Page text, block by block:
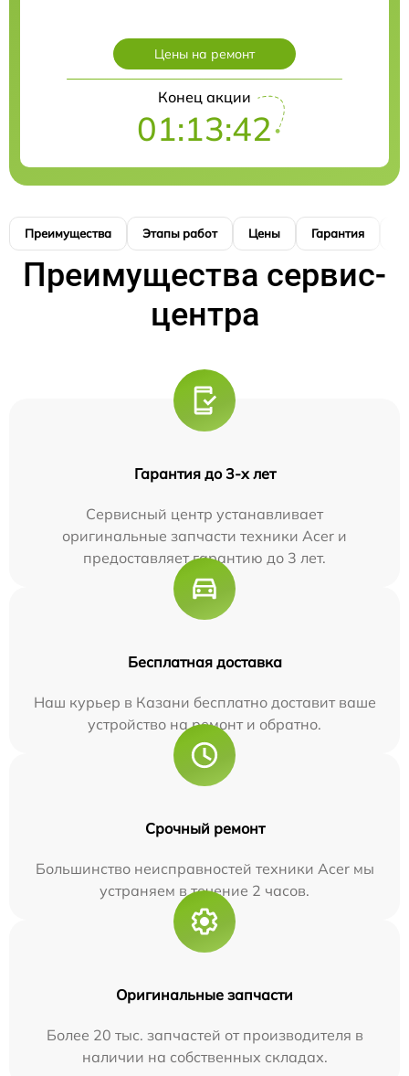
Цены на ремонт
Конец акции
01:13:41
Преимущества Этапы работ Цены Гарантия
Преимущества сервис-
центра
Гарантия до 3-х лет
Сервисный центр устанавливает
оригинальные запчасти техники Acer и
предоставляет гарантию до 3 лет.
Бесплатная доставка
Наш курьер в Казани бесплатно доставит ваше
устройство на ремонт и обратно.
Срочный ремонт
Большинство неисправностей техники Acer мы
устраняем в течение 2 часов.
Оригинальные запчасти
Более 20 тыс. запчастей от производителя в
наличии на собственных складах.